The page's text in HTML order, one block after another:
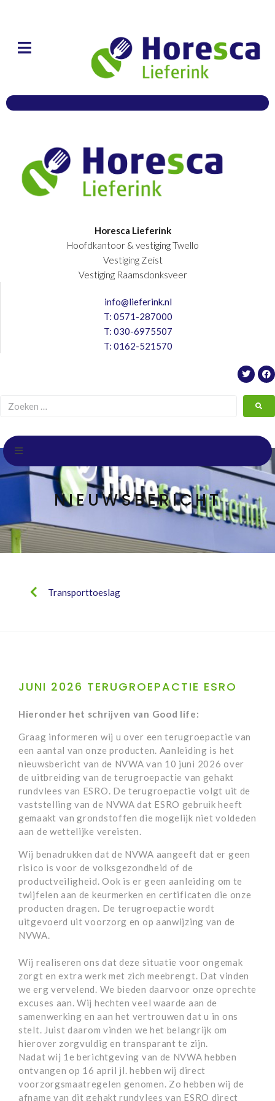
Horesca Lieferink
Hoofdkantoor & vestiging Twello
Vestiging Zeist
Vestiging Raamsdonksveer
info@lieferink.nl
T: 0571-287000
T: 030-6975507
T: 0162-521570
NIEUWSBERICHT
Transporttoeslag
JUNI 2026 TERUGROEPACTIE ESRO
Hieronder het schrijven van Good life:
Graag informeren wij u over een terugroepactie van
een aantal van onze producten. Aanleiding is het
nieuwsbericht van de NVWA van 10 juni 2026 over
de uitbreiding van de terugroepactie van gehakt
rundvlees van ESRO. De terugroepactie volgt uit de
vaststelling van de NVWA dat ESRO gebruik heeft
gemaakt van grondstoffen die mogelijk niet voldeden
aan de wettelijke vereisten.
Wij benadrukken dat de NVWA aangeeft dat er geen
risico is voor de volksgezondheid of de
productveiligheid. Ook is er geen aanleiding om te
twijfelen aan de keurmerken en certificaten die onze
producten dragen. De terugroepactie wordt
uitgevoerd uit voorzorg en op aanwijzing van de
NVWA.
Wij realiseren ons dat deze situatie voor ongemak
zorgt en extra werk met zich meebrengt. Dat vinden
we erg vervelend. We bieden daarvoor onze oprechte
excuses aan. Wij hechten veel waarde aan de
samenwerking en aan het vertrouwen dat u in ons
stelt. Juist daarom vinden we het belangrijk om
hierover zorgvuldig en transparant te zijn.
Nadat wij 1e berichtgeving van de NVWA hebben
ontvangen op 16 april jl. hebben wij direct
voorzorgsmaatregelen genomen. Zo hebben wij de
afname van dit gehakt rundvlees van ESRO direct